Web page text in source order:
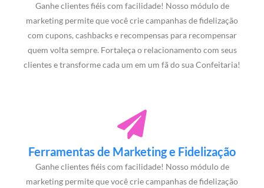
Ganhe clientes fiéis com facilidade! Nosso módulo de
marketing permite que você crie campanhas de fidelização
com cupons, cashbacks e recompensas para recompensar
quem volta sempre. Fortaleça o relacionamento com seus
clientes e transforme cada um em um fã do sua Confeitaria!
Ferramentas de Marketing e Fidelização
Ganhe clientes fiéis com facilidade! Nosso módulo de
marketing permite que você crie campanhas de fidelização